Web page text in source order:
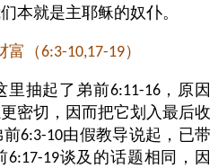
本就是主耶稣的奴仆。
富（6:3-10,17-19）
里抽起了弟前6:11-16，原因
密切，因而把它划入最后收
前6:3-10由假教导说起，已带
6:17-19谈及的话题相同，因